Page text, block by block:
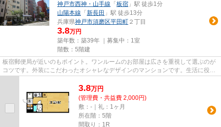
神戸市西神・山手線 「 板宿 」駅 徒歩1分
山陽本線 「 新長田 」駅 徒歩13分
兵庫県神戸市須磨区平田町 ２丁目
3.8万円
築年数：築39年 ｜募集中： 1室
階数：5階建
板宿郵便局が近いのもポイント。ワンルームのお部屋は広さを重視して選ぶのが
コツです。外装にこだわったオシャレなデザインのマンションです。生活に役立
3.8万円
(管理費・共益費 2,000円)
敷：-｜礼：1ヶ月
所在階：5階
間取り：1R